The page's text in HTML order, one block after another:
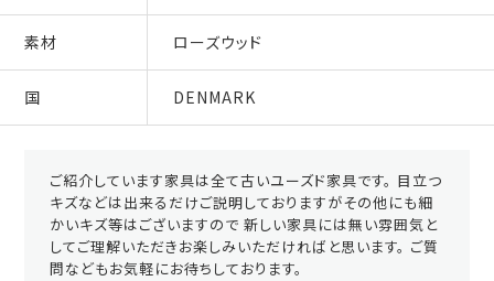
素材 ローズウッド
国 DENMARK
ご紹介しています家具は全て古いユーズド家具です。 目立つ
キズなどは出来るだけご説明しておりますがその他にも細
かいキズ等はございますので 新しい家具には無い雰囲気と
してご理解いただきお楽しみいただければと思います。 ご質
問などもお気軽にお待ちしております。